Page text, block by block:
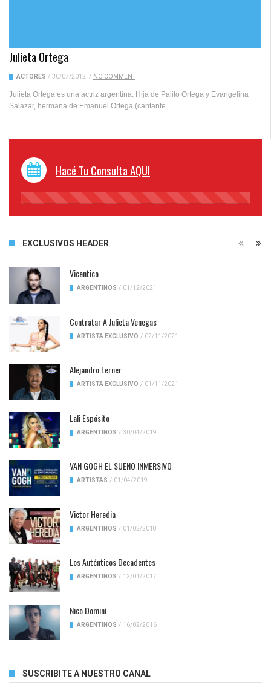
Julieta Ortega
ACTORES / 30/07/2012 / NO COMMENT
Julieta Ortega es una actriz argentina. Hija de Palito Ortega y Evangelina
Salazar, hermana de Emanuel Ortega (cantante...
Hacé Tu Consulta AQUI
45%
EXCLUSIVOS HEADER
Vicentico
ARGENTINOS / 01/12/2021
Contratar A Julieta Venegas
ARTISTA EXCLUSIVO / 02/11/2021
Alejandro Lerner
ARTISTA EXCLUSIVO / 01/11/2021
Lali Espósito
ARGENTINOS / 30/04/2019
VAN GOGH EL SUENO INMERSIVO
ARTISTAS / 01/04/2019
Victor Heredia
ARGENTINOS / 01/02/2018
Los Auténticos Decadentes
ARGENTINOS / 12/01/2017
Nico Dominí
ARGENTINOS / 16/02/2016
SUSCRIBITE A NUESTRO CANAL